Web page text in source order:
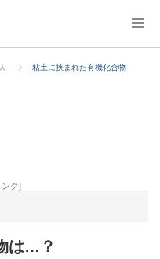
粘土に挟まれた有機化合物
ク]
は…？